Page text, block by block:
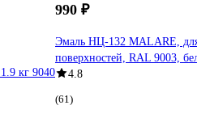
кг 9040
990 ₽
Эмаль НЦ-132 MALARE,
поверхностей, RAL 9003,
4.8
(61)